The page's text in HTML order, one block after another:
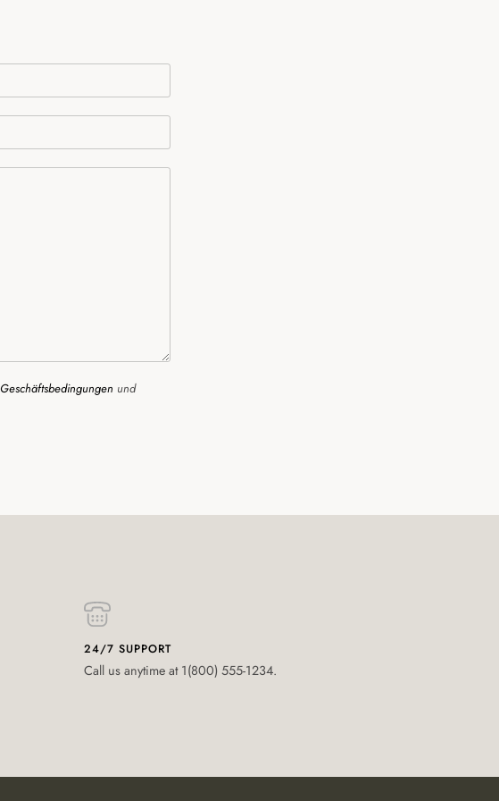
und
24/7 SUPPORT
Call us anytime at 1(800) 555-1234.